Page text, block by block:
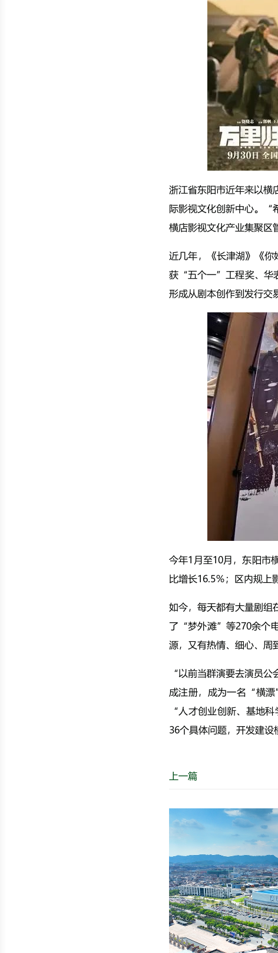
浙江省东阳市近年来以
际影视文化创新中心。“
横店影视文化产业集聚区
近几年，《长津湖》《
获“五个一”工程奖、华
形成从剧本创作到发行交
今年1月至10月，东阳市
比增长16.5％；区内规上
如今，每天都有大量剧组
了“梦外滩”等270余个
源，又有热情、细心、周
“以前当群演要去演员
成注册，成为一名“横漂
“人才创业创新、基地
36个具体问题，开发建设
上一篇